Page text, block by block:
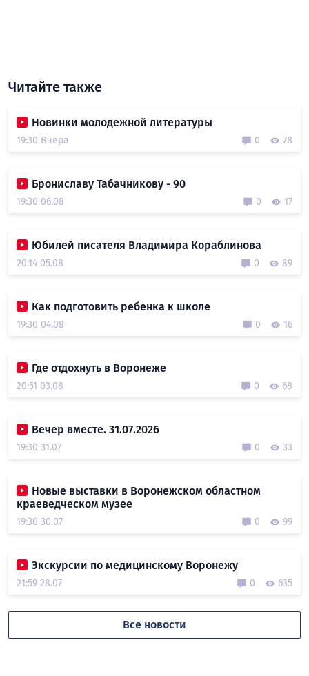
Читайте также
Новинки молодежной литературы
19:30 Вчера 0 78
Брониславу Табачникову - 90
19:30 06.08 0 17
Юбилей писателя Владимира Кораблинова
20:14 05.08 0 89
Как подготовить ребенка к школе
19:30 04.08 0 16
Где отдохнуть в Воронеже
20:51 03.08 0 68
Вечер вместе. 31.07.2026
19:30 31.07 0 33
Новые выставки в Воронежском областном
краеведческом музее
19:30 30.07 0 99
Экскурсии по медицинскому Воронежу
21:59 28.07 0 635
Все новости